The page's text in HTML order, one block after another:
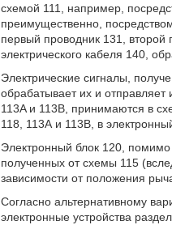
схемой 111, например,
преимущественно,
первый проводник 131, второй
электрического кабеля 140,
Электрические сигналы,
обрабатывает их и отправляет
113A и 113B, принимаются в
118, 113А и 113В, в
Электронный блок 120,
полученных от схемы 115
зависимости от положения
Согласно альтернативному
электронные устройства